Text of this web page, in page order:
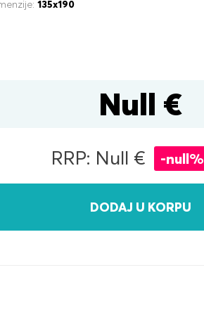
135x190
Null €
RRP: Null € -null%
DODAJ U KORPU